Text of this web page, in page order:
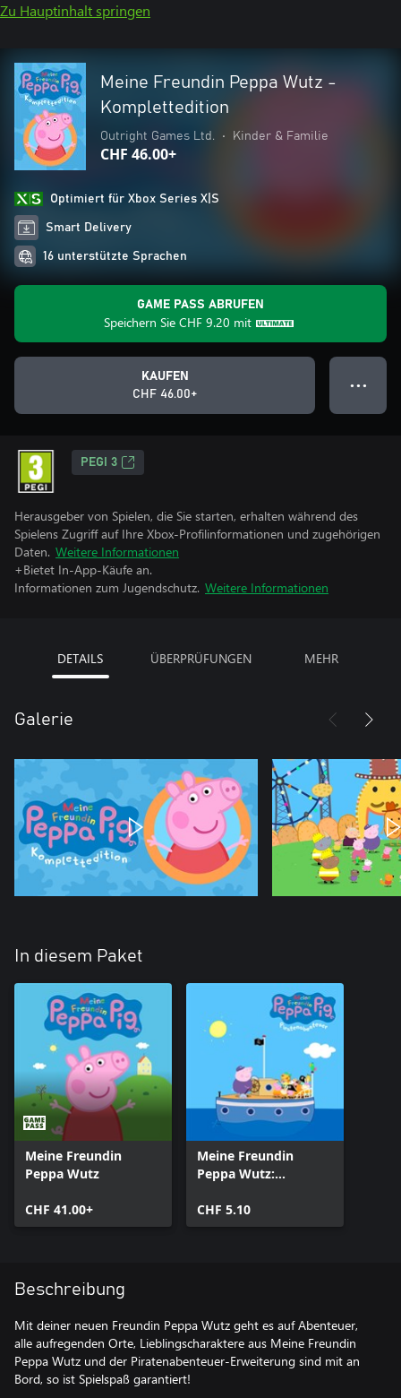
Zu Hauptinhalt springen
Meine Freundin Peppa Wutz -
Komplettedition
Outright Games Ltd. • Kinder & Familie
CHF 46.00+
Optimiert für Xbox Series X|S
Smart Delivery
16 unterstützte Sprachen
GAME PASS ABRUFEN
Speichern Sie CHF 9.20 mit
KAUFEN
CHF 46.00+
● ● ●
PEGI 3
Herausgeber von Spielen, die Sie starten, erhalten während des
Spielens Zugriff auf Ihre Xbox-Profilinformationen und zugehörigen
Daten. Weitere Informationen
+Bietet In-App-Käufe an.
Informationen zum Jugendschutz. Weitere Informationen
DETAILS ÜBERPRÜFUNGEN MEHR
Galerie
In diesem Paket
Meine Freundin
Peppa Wutz
CHF 41.00+
Meine Freundin
Peppa Wutz:
CHF 5.10
Beschreibung
Mit deiner neuen Freundin Peppa Wutz geht es auf Abenteuer,
alle aufregenden Orte, Lieblingscharaktere aus Meine Freundin
Peppa Wutz und der Piratenabenteuer-Erweiterung sind mit an
Bord, so ist Spielspaß garantiert!